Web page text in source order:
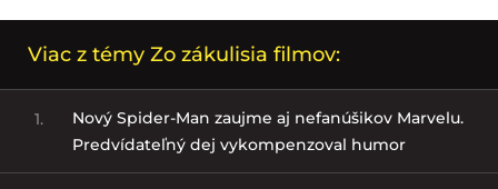
Viac z témy Zo zákulisia filmov:
1.
Nový Spider-Man zaujme aj nefanúšikov Marvelu.
Predvídateľný dej vykompenzoval humor